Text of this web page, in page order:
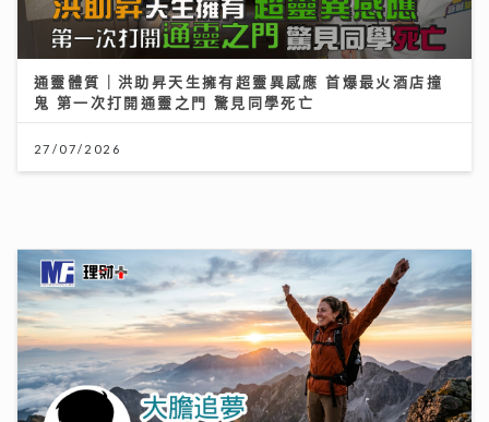
MIRROR新歌與張繼聰緣份奇妙 預告年底演唱會將以小
組拆解Solo作品